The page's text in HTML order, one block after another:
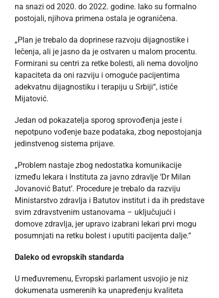
na snazi od 2020. do 2022. godine. Iako su formalno
postojali, njihova primena ostala je ograničena.
„Plan je trebalo da doprinese razvoju dijagnostike i
lečenja, ali je jasno da je ostvaren u malom procentu.
Formirani su centri za retke bolesti, ali nema dovoljno
kapaciteta da oni razviju i omoguće pacijentima
adekvatnu dijagnostiku i terapiju u Srbiji“, ističe
Mijatović.
Jedan od pokazatelja sporog sprovođenja jeste i
nepotpuno vođenje baze podataka, zbog nepostojanja
jedinstvenog sistema prijave.
„Problem nastaje zbog nedostatka komunikacije
između lekara i Instituta za javno zdravlje ‘Dr Milan
Jovanović Batut’. Procedure je trebalo da razviju
Ministarstvo zdravlja i Batutov institut i da ih predstave
svim zdravstvenim ustanovama – uključujući i
domove zdravlja, jer upravo izabrani lekari prvi mogu
posumnjati na retku bolest i uputiti pacijenta dalje.“
Daleko od evropskih standarda
U međuvremenu, Evropski parlament usvojio je niz
dokumenata usmerenih ka unapređenju kvaliteta